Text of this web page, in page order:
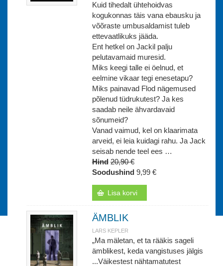
Kuid tihedalt ühtehoidvas
kogukonnas täis vana ebausku ja
võõraste umbusaldamist tuleb
ettevaatlikuks jääda.
Ent hetkel on Jackil palju
pelutavamaid muresid.
Miks keegi talle ei öelnud, et
eelmine vikaar tegi enesetapu?
Miks painavad Flod nägemused
põlenud tüdrukutest? Ja kes
saadab neile ähvardavaid
sõnumeid?
Vanad vaimud, kel on klaarimata
arveid, ei leia kuidagi rahu. Ja Jack
seisab nende teel ees …
Hind 20,90 €
Soodushind 9,99 €
Lisa korvi
ÄMBLIK
LARS KEPLER
„Ma mäletan, et ta rääkis sageli
ämblikest, keda vangistuses jälgis
...Väikestest nähtamatutest